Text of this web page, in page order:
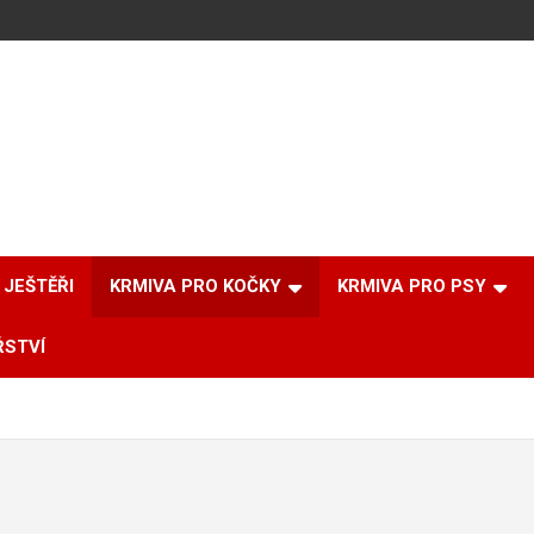
JEŠTĚŘI KRMIVA PRO KOČKY KRMIVA PRO PSY